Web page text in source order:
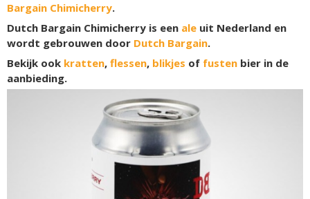
Bargain Chimicherry.
Dutch Bargain Chimicherry is een ale uit Nederland en
wordt gebrouwen door Dutch Bargain.
Bekijk ook kratten, flessen, blikjes of fusten bier in de
aanbieding.